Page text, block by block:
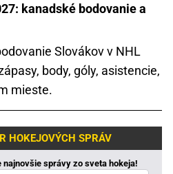
kanadské bodovanie a
Slovákov v NHL
body, góly, asistencie,
mieste.
HOKEJOVÝCH SPRÁV
správy zo sveta hokeja!